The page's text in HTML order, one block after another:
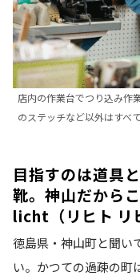
店内の作業台でつり込み作
のステッチなど以外はすべ
目指すのは道具
靴。神山だから
licht（リヒト リ
徳島県・神山町と聞い
い。かつての過疎の町